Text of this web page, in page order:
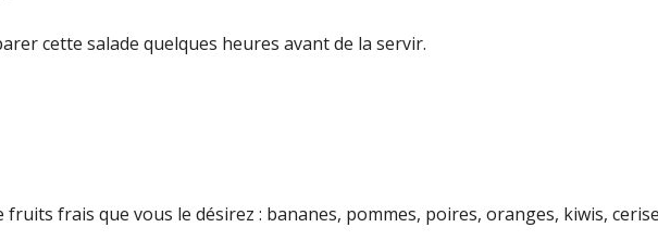
cette salade quelques heures avant de la servir.
fruits frais que vous le désirez : bananes, pommes, poires, oranges, kiwis,